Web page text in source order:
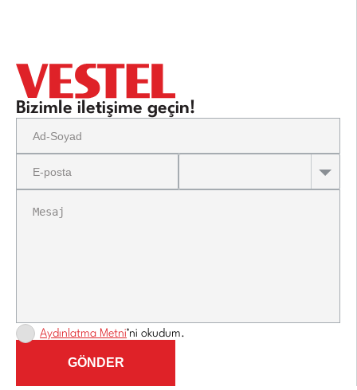
Bizimle iletişime geçin!
Aydınlatma Metni’ni okudum.
GÖNDER